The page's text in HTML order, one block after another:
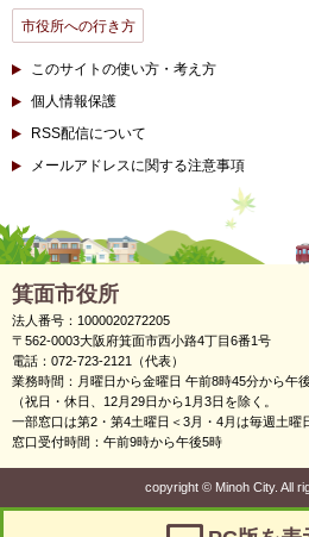
市役所への行き方
このサイトの使い方・考え方
個人情報保護
RSS配信について
メールアドレスに関する注意事項
箕面市役所
法人番号：1000020272205
〒562-0003大阪府箕面市西小路4丁目6番1号
電話：072-723-2121（代表）
業務時間：月曜日から金曜日 午前8時45分から午
（祝日・休日、12月29日から1月3日を除く。
一部窓口は第2・第4土曜日＜3月・4月は毎週土曜
窓口受付時間：午前9時から午後5時
copyright ©Minoh City. All